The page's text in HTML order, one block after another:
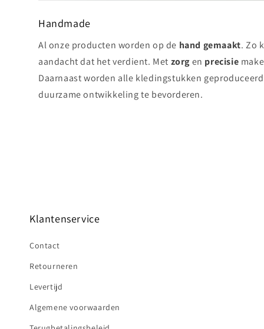
Handmade
Al onze producten worden op de hand gemaakt. Zo
aandacht dat het verdient. Met zorg en precisie
Daarnaast worden alle kledingstukken
duurzame ontwikkeling te bevorderen.
Klantenservice
Contact
Retourneren
Levertijd
Algemene voorwaarden